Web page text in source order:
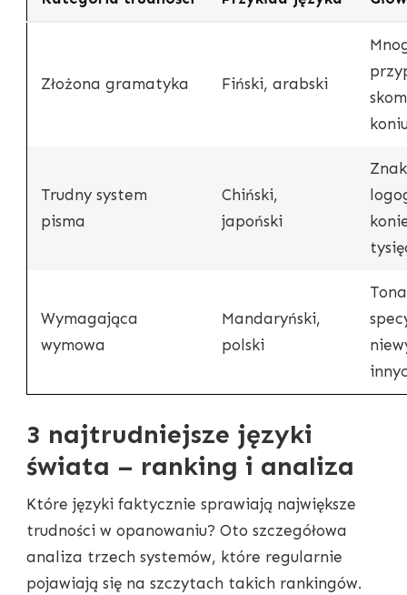
Złożona gramatyka Fiński, arabski
Trudny system
pisma
Chiński,
japoński
Wymagająca
wymowa
Mandaryński,
polski
3 najtrudniejsze języki
świata – ranking i analiza
Które języki faktycznie sprawiają największe
trudności w opanowaniu? Oto szczegółowa
analiza trzech systemów, które regularnie
pojawiają się na szczytach takich rankingów.